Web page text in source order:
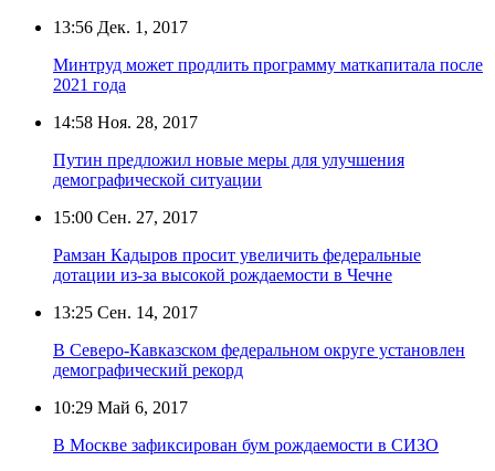
13:56 Дек. 1, 2017
Минтруд может продлить программу маткапитала после
2021 года
14:58 Ноя. 28, 2017
Путин предложил новые меры для улучшения
демографической ситуации
15:00 Сен. 27, 2017
Рамзан Кадыров просит увеличить федеральные
дотации из-за высокой рождаемости в Чечне
13:25 Сен. 14, 2017
В Северо-Кавказском федеральном округе установлен
демографический рекорд
10:29 Май 6, 2017
В Москве зафиксирован бум рождаемости в СИЗО